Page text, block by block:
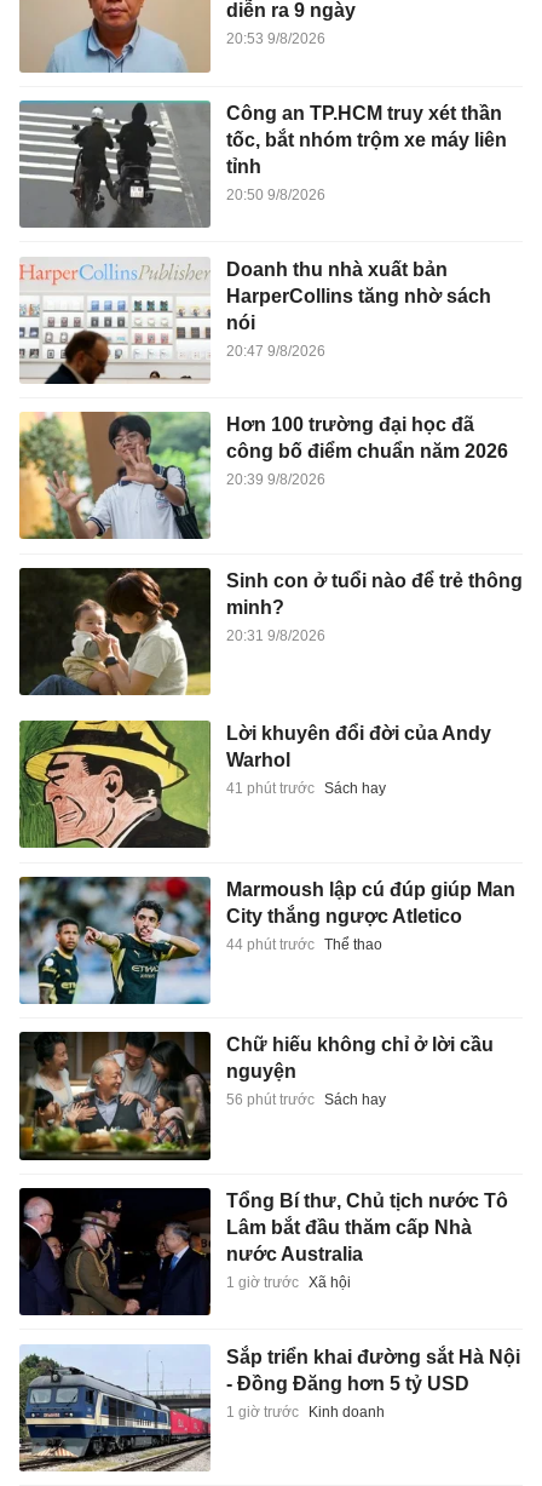
diễn ra 9 ngày
20:53 9/8/2026
Công an TP.HCM truy xét thần
tốc, bắt nhóm trộm xe máy liên
tỉnh
20:50 9/8/2026
Doanh thu nhà xuất bản
HarperCollins tăng nhờ sách
nói
20:47 9/8/2026
Hơn 100 trường đại học đã
công bố điểm chuẩn năm 2026
20:39 9/8/2026
Sinh con ở tuổi nào để trẻ thông
minh?
20:31 9/8/2026
Lời khuyên đổi đời của Andy
Warhol
41 phút trước Sách hay
Marmoush lập cú đúp giúp Man
City thắng ngược Atletico
44 phút trước Thể thao
Chữ hiếu không chỉ ở lời cầu
nguyện
56 phút trước Sách hay
Tổng Bí thư, Chủ tịch nước Tô
Lâm bắt đầu thăm cấp Nhà
nước Australia
1 giờ trước Xã hội
Sắp triển khai đường sắt Hà Nội
- Đồng Đăng hơn 5 tỷ USD
1 giờ trước Kinh doanh